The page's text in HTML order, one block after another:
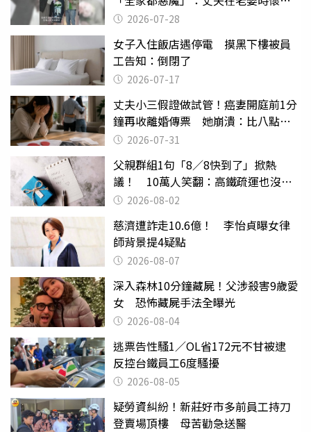
摔東西
2026-07-28
女子入住飯店遇停電 摸黑下樓被員
工告知：倒閉了
2026-07-17
丈夫小三假證做試管！癌妻開庭前1分
鐘再收離婚傳票 她崩潰：比八點檔
還扯2026-07-31
父親群組1句「8／8快到了」掀熱
議！ 10萬人笑翻：高鐵疏運也沒列
父親節
2026-08-02
慈濟遭詐走10.6億！ 李怡貞曝女律
師背景提4疑點
2026-08-07
深入森林10分鐘藏屍！父涉殺害9歲愛
女 恐怖藏屍手法全曝光
2026-08-04
逃票告性騷1／OL省172元不甘被逮
反控台鐵員工6度騷擾
2026-08-05
疑勞資糾紛！新莊好市多前員工持刀
登賣場頂樓 母苦勸急送醫